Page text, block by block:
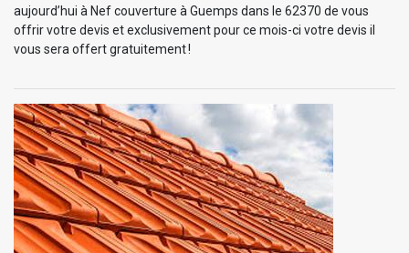
aujourd’hui à Nef couverture à Guemps dans le 62370 de vous
offrir votre devis et exclusivement pour ce mois-ci votre devis il
vous sera offert gratuitement !